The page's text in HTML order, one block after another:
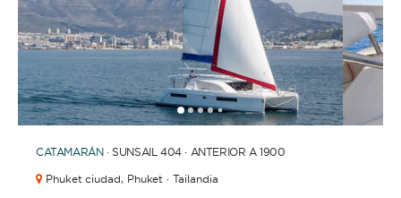
12345 67891011121314151617 2021
CATAMARÁN · SUNSAIL 404 · ANTERIOR A 1900
Phuket ciudad, Phuket · Tailandia